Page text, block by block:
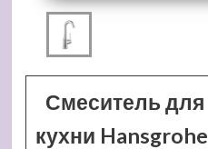
Смеситель для
кухни Hansgrohe